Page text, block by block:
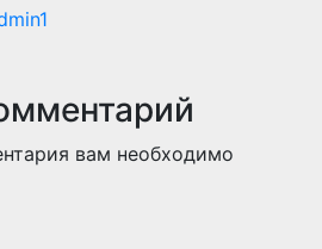
вам необходимо